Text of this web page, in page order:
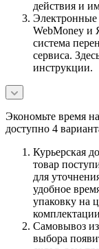
действия и
Электронные
WebMoney и
система
сервиса.
инструкции.
Экономьте время
доступно 4
Курьерская
товар
для
удобное
упаковку на
Самовывоз
выбора